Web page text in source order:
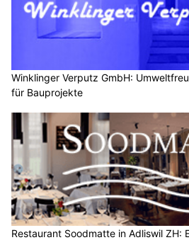
Winklinger Verputz GmbH:
für Bauprojekte
Restaurant Soodmatte in Adliswil ZH: